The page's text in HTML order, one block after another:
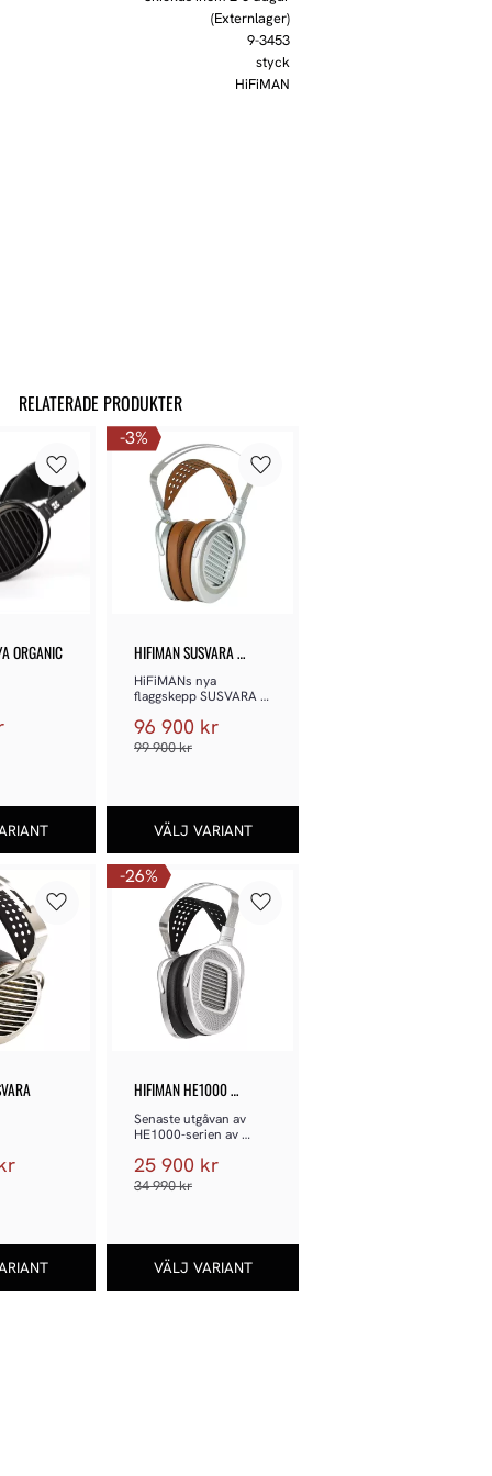
(Externlager)
9-3453
styck
HiFiMAN
RELATERADE PRODUKTER
ORGANIC
Lägg till i favoriter
HIFIMAN SUSVARA
HiFiMANs nya
flaggskepp SUSVARA
dig till planmagnetisk
himmel
96 900 kr
99 900kr
3%
Lägg till i favoriter
Lägg till i favoriter
HIFIMAN HE1000
Senaste utgåvan av
HE1000-serien av
hörlurar
25 900 kr
34 990kr
26%
Lägg till i favoriter